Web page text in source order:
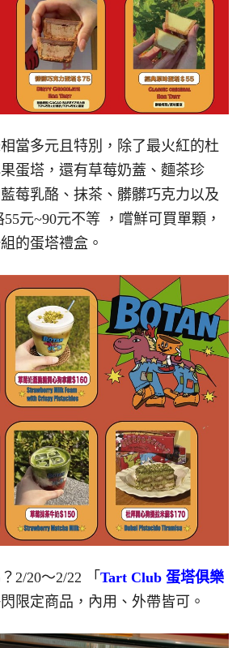
當多元且特別，除了最火紅的杜
蛋塔，還有草莓奶蓋、麵茶珍
莓乳酪、抹茶、髒髒巧克力以及
55元~90元不等 ，嚐鮮可買單顆，
的蛋塔禮盒 。
2/20～2/22 「 Tart Club 蛋塔俱樂
限定商品，內用、外帶皆可。